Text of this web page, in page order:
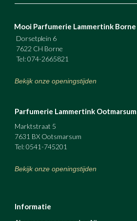
Mooi Parfumerie Lammertink Borne
Dorsetplein 6
7622 CH Borne
Tel: 074-2665821
Bekijk onze openingstijden
Parfumerie Lammertink Ootmarsum
Marktstraat 5
7631 BX Ootsmarsum
Tel: 0541-745201
Bekijk onze openingstijden
Informatie